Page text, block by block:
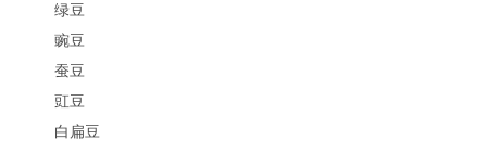
绿豆
豌豆
蚕豆
豇豆
白扁豆